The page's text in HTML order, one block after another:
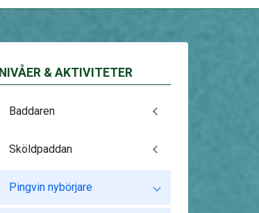
NIVÅER & AKTIVITETER
Baddaren
Sköldpaddan
Pingvin nybörjare